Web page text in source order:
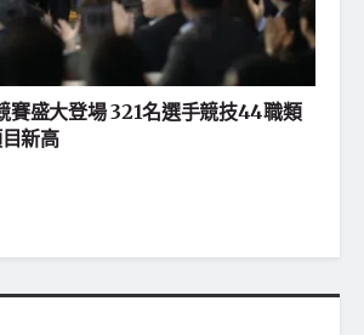
賽盛大登場 321名選手競技44職類
新高